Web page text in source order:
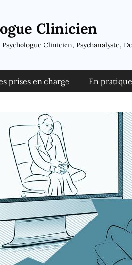
Clinicien
Psychologue Clinicien, Psychanalyste,
prises en charge En pratique